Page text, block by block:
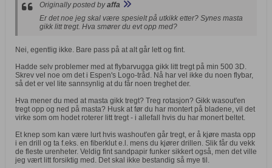
Originally posted byaffa
Er det noe jeg skal være spesielt på utkikk etter? Synes masta
gikk litt tregt. Hva smører du evt opp med?
Nei, egentlig ikke. Bare pass på at alt går lett og fint.
Hadde selv problemer med at flybarvugga gikk litt tregt på min 500 3D.
Skrev vel noe om det i Espen's Logo-tråd. Nå har vel ikke du noen flybar,
så det er vel lite sannsynlig at du får noen treghet der.
Hva mener du med at masta gikk tregt? Treg rotasjon? Gikk wasout'en
tregt opp og ned på masta? Husk at før du har montert på bladene, vil det
virke som om hodet roterer litt tregt - i allefall hvis du har monert beltet.
Et knep som kan være lurt hvis washout'en går tregt, er å kjøre masta opp
i en drill og ta f.eks. en fiberklut e.l. mens du kjører drillen. Slik får du vekk
de fleste urenheter. Veldig fint sandpapir funker sikkert også, men det ville
jeg vært litt forsiktig med. Det skal ikke bestandig så mye til.